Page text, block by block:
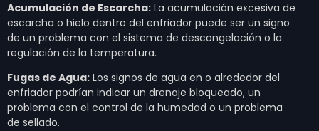
Acumulación de Escarcha: La acumulación excesiva de
escarcha o hielo dentro del enfriador puede ser un signo
de un problema con el sistema de descongelación o la
regulación de la temperatura.
Fugas de Agua: Los signos de agua en o alrededor del
enfriador podrían indicar un drenaje bloqueado, un
problema con el control de la humedad o un problema
de sellado.